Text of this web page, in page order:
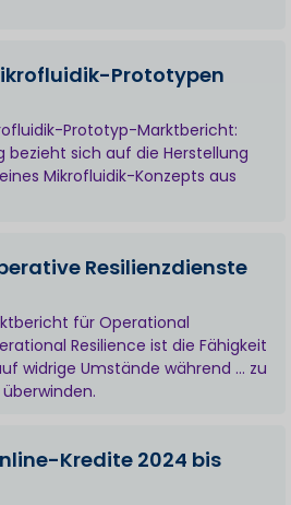
Prototypen
Prototyp-Marktbericht:
bezieht sich auf die Herstellung
Mikrofluidik-Konzepts aus
Resilienzdienste
für Operational
Resilience ist die Fähigkeit
widrige Umstände während ... zu
Kredite 2024 bis